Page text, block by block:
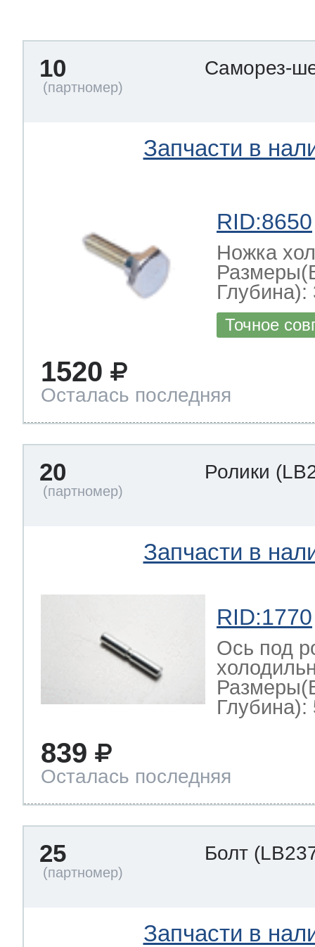
10 Саморез-
Запчасти в
RID:8650
Ножка
Глубина):
Точное
1520
Осталась последняя
20 Ролики
Запчасти в
RID:1770
Ось под
Глубина):
839
Осталась последняя
25 Болт
Запчасти в